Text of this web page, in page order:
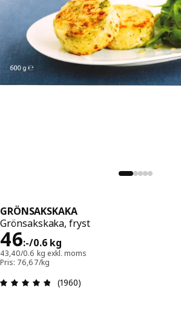
GRÖNSAKSKAKA
Grönsakskaka, fryst
46:-/0.6 kg
Pris 46:-/0.6 kg
43,40/0.6 kg exkl. moms
Pris: 76,67/kg
Recension: 4.8 utav 5
(1960)